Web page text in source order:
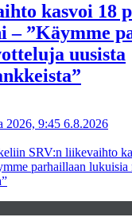
kasvoi 18
– ”Käymme
uusista
2026, 9:45 6.8.2026
SRV:n liikevaihto
parhaillaan lukuisia